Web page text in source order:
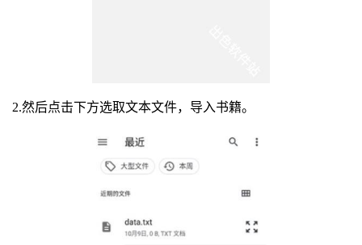
2.然后点击下方选取文本文件，导入书籍。